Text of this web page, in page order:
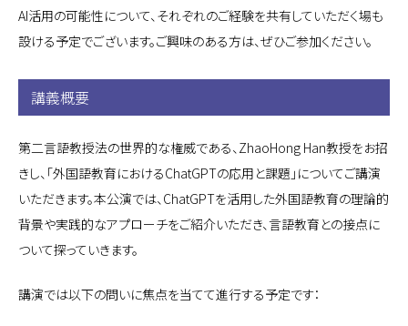
AI活用の可能性について、それぞれのご経験を共有していただく場も
設ける予定でございます。ご興味のある方は、ぜひご参加ください。
講義概要
第二言語教授法の世界的な権威である、ZhaoHong Han教授をお招
きし、「外国語教育におけるChatGPTの応用と課題」についてご講演
いただきます。本公演では、ChatGPTを活用した外国語教育の理論的
背景や実践的なアプローチをご紹介いただき、言語教育との接点に
ついて探っていきます。
講演では以下の問いに焦点を当てて進行する予定です：